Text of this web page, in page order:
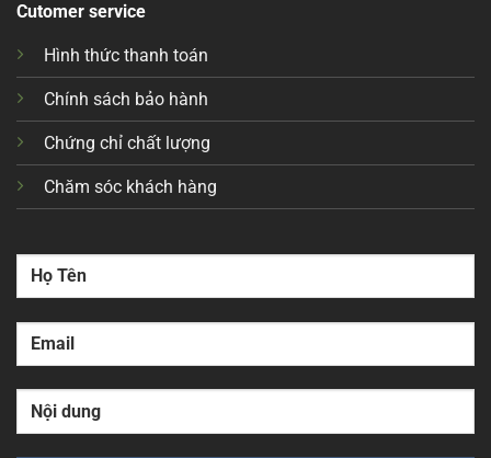
Cutomer service
Hình thức thanh toán
Chính sách bảo hành
Chứng chỉ chất lượng
Chăm sóc khách hàng